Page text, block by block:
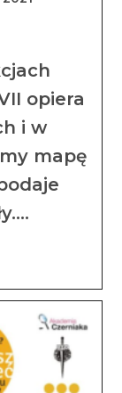
opiera
i w
mapę